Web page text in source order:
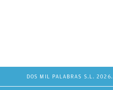
DOS MIL PALABRAS S.L. 2026.